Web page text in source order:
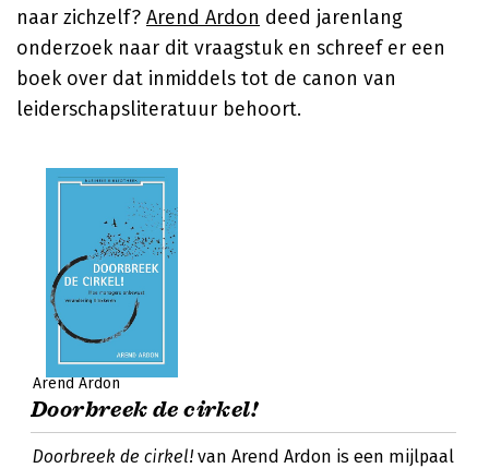
naar zichzelf? Arend Ardon deed jarenlang
onderzoek naar dit vraagstuk en schreef er een
boek over dat inmiddels tot de canon van
leiderschapsliteratuur behoort.
Arend Ardon
Doorbreek de cirkel!
Doorbreek de cirkel! van Arend Ardon is een mijlpaal